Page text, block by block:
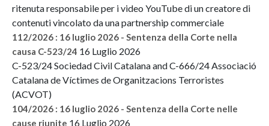
ritenuta responsabile per i video YouTube di un creatore di
contenuti vincolato da una partnership commerciale
112/2026 : 16 luglio 2026 - Sentenza della Corte nella
causa C-523/24 16 Luglio 2026
C-523/24 Sociedad Civil Catalana and C-666/24 Associació
Catalana de Víctimes de Organitzacions Terroristes
(ACVOT)
104/2026 : 16 luglio 2026 - Sentenza della Corte nelle
cause riunite 16 Luglio 2026